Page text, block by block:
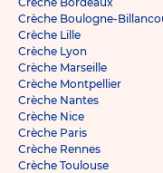
Crèche Boulogne-
Crèche Lille
Crèche Lyon
Crèche Marseille
Crèche Montpellier
Crèche Nantes
Crèche Nice
Crèche Paris
Crèche Rennes
Crèche Toulouse